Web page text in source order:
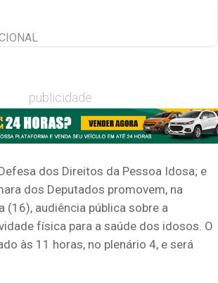
publicidade
dos Direitos da Pessoa Idosa; e
dos Deputados promovem, na
(16), audiência pública sobre a
física para a saúde dos idosos. O
às 11 horas, no plenário 4, e será